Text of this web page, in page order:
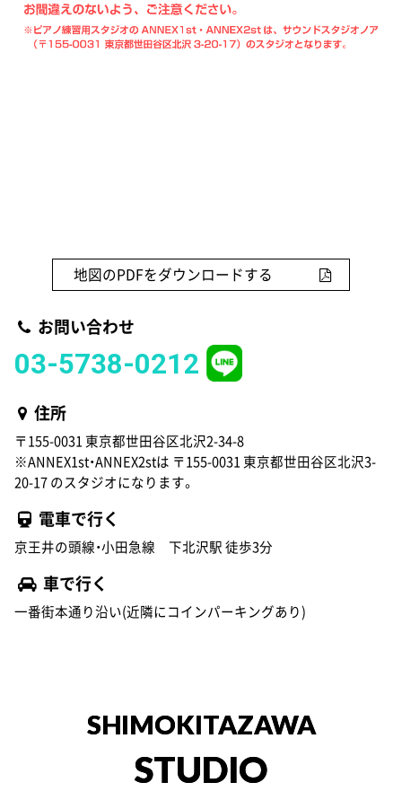
地図のPDFをダウンロードする
お問い合わせ
03-5738-0212
住所
〒155-0031 東京都世田谷区北沢2-34-8
※ANNEX1st・ANNEX2stは 〒155-0031 東京都世田谷区北沢3-
20-17 のスタジオになります。
電車で行く
京王井の頭線・小田急線 下北沢駅 徒歩3分
車で行く
一番街本通り沿い(近隣にコインパーキングあり)
SHIMOKITAZAWA
STUDIO